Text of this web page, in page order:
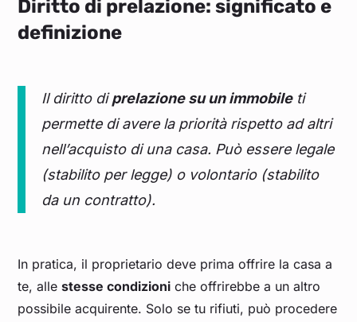
Diritto di prelazione: significato e
definizione
Il diritto diprelazione su un immobileti
permette di avere la priorità rispetto ad altri
nell’acquisto di una casa. Può essere legale
(stabilito per legge) o volontario (stabilito
da un contratto).
In pratica, il proprietario deve prima offrire la casa a
te, allestesse condizioni che offrirebbe a un altro
possibile acquirente. Solo se tu rifiuti, può procedere